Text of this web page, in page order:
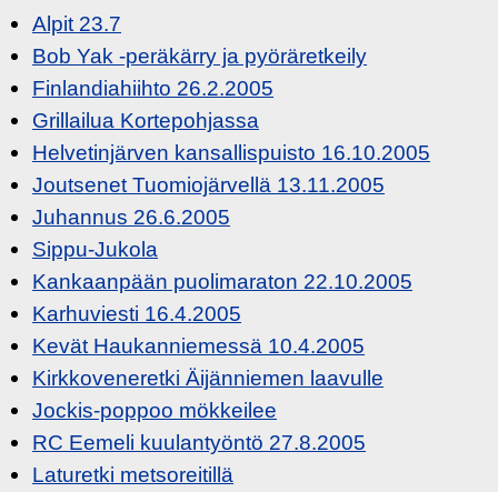
Alpit 23.7
Bob Yak -peräkärry ja pyöräretkeily
Finlandiahiihto 26.2.2005
Grillailua Kortepohjassa
Helvetinjärven kansallispuisto 16.10.2005
Joutsenet Tuomiojärvellä 13.11.2005
Juhannus 26.6.2005
Sippu-Jukola
Kankaanpään puolimaraton 22.10.2005
Karhuviesti 16.4.2005
Kevät Haukanniemessä 10.4.2005
Kirkkoveneretki Äijänniemen laavulle
Jockis-poppoo mökkeilee
RC Eemeli kuulantyöntö 27.8.2005
Laturetki metsoreitillä